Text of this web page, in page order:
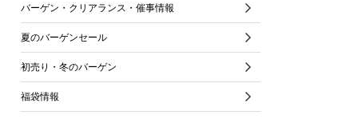
バーゲン・クリアランス・催事情報
夏のバーゲンセール
初売り・冬のバーゲン
福袋情報